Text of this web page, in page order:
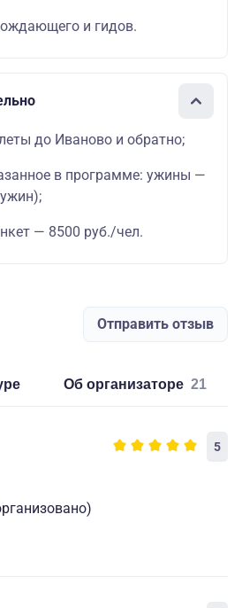
и гидов.
до Иваново и обратно;
в программе: ужины —
— 8500 руб./чел.
Отправить отзыв
об организаторе 21
5